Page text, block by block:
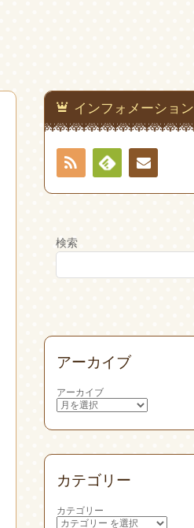
インフォメーション
RSS
Feedlyお問
わせ
検索
アーカイブ
アーカイブ
カテゴリー
カテゴリー